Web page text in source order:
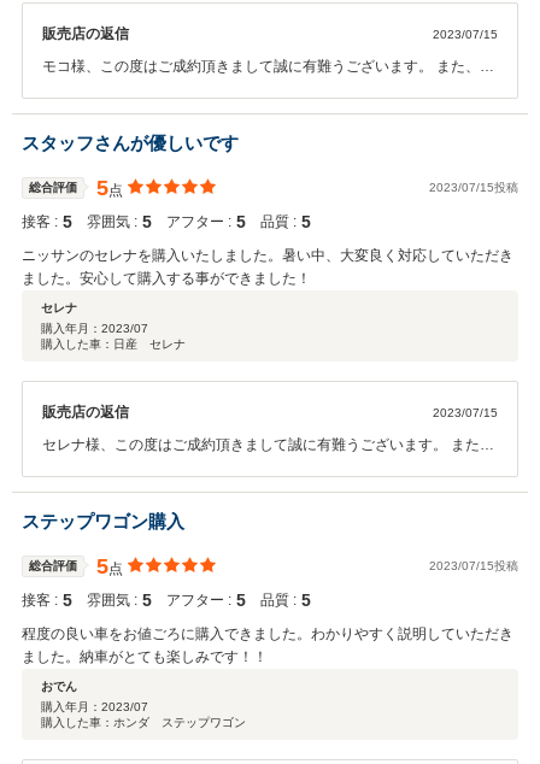
販売店の返信 2023/07/15
モコ様、この度はご成約頂きまして誠に有難うございます。 また、高
ご満足頂けるサービス、商品をご提供出来る様、スタッフ一同努力し
ていきたいと存じます。末長いお付き合いを頂ければ幸いです。 この
度は誠に有難うございました。カーバンクライトスタッフ一同
スタッフさんが優しいです
総合評価 5点 2023/07/15投稿
接客 : 5 雰囲気 : 5 アフター : 5 品質 : 5
ニッサンのセレナを購入いたしました。暑い中、大変良く対応していただき
ました。安心して購入する事ができました！
セレナ
購入年月： 2023/07
購入した車：日産 セレナ
販売店の返信 2023/07/15
セレナ様、この度はご成約頂きまして誠に有難うございます。 また、
にご満足頂けるサービス、商品をご提供出来る様、スタッフ一同努力
していきたいと存じます。末長いお付き合いを頂ければ幸いです。 こ
の度は誠に有難うございました。カーバンクライトスタッフ一同
ステップワゴン購入
総合評価 5点 2023/07/15投稿
接客 : 5 雰囲気 : 5 アフター : 5 品質 : 5
程度の良い車をお値ごろに購入できました。わかりやすく説明していただき
ました。納車がとても楽しみです！！
おでん
購入年月： 2023/07
購入した車：ホンダ ステップワゴン